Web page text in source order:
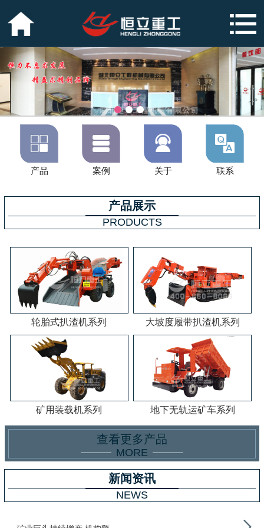

产品

案例

关于

联系
产品展示
PRODUCTS
轮胎式扒渣机系列 大坡度履带扒渣机系列
矿用装载机系列 地下无轨运矿车系列
查看更多产品
MORE
新闻资讯
NEWS